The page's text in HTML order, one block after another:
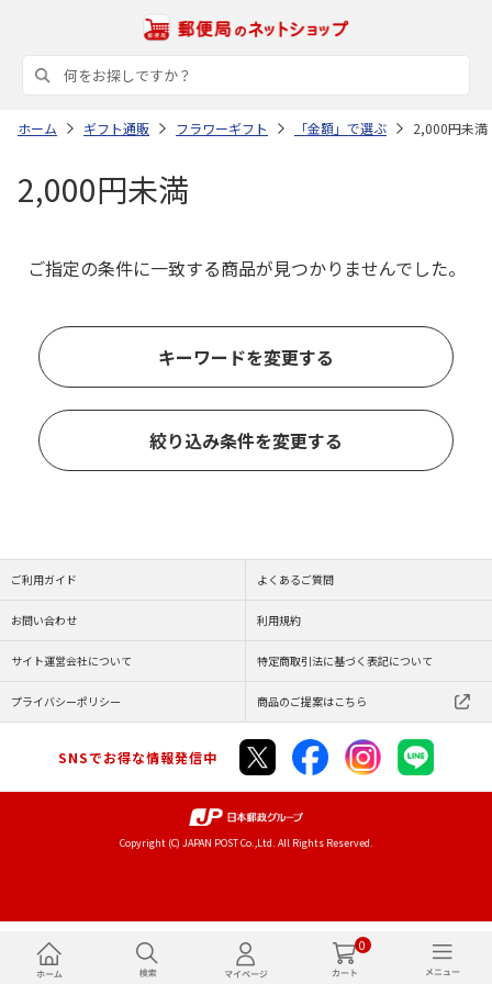
0
ホーム ギフト通販 フラワーギフト 「金額」で選ぶ 2,000円未満
2,000円未満
ご指定の条件に一致する商品が見つかりませんでした。
キーワードを変更する
絞り込み条件を変更する
ご利用ガイド よくあるご質問
お問い合わせ 利用規約
サイト運営会社について 特定商取引法に基づく表記について
プライバシーポリシー 商品のご提案はこちら
SNSでお得な情報発信中
Copyright (C) JAPAN POST Co.,Ltd. All Rights Reserved.